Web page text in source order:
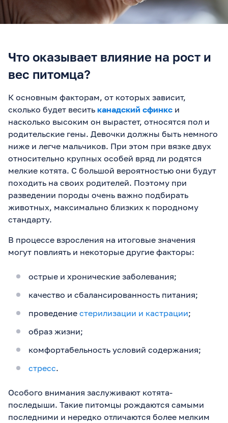
Что оказывает влияние на рост и
вес питомца?
К основным факторам, от которых зависит,
сколько будет весить канадский сфинкс и
насколько высоким он вырастет, относятся пол и
родительские гены. Девочки должны быть немного
ниже и легче мальчиков. При этом при вязке двух
относительно крупных особей вряд ли родятся
мелкие котята. С большой вероятностью они будут
походить на своих родителей. Поэтому при
разведении породы очень важно подбирать
животных, максимально близких к породному
стандарту.
В процессе взросления на итоговые значения
могут повлиять и некоторые другие факторы:
острые и хронические заболевания;
качество и сбалансированность питания;
проведение стерилизации и кастрации;
образ жизни;
комфортабельность условий содержания;
стресс.
Особого внимания заслуживают котята-
последыши. Такие питомцы рождаются самыми
последними и нередко отличаются более мелким